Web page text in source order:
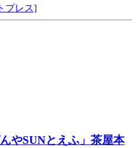
プレス]
やSUNとえふ」茶屋本